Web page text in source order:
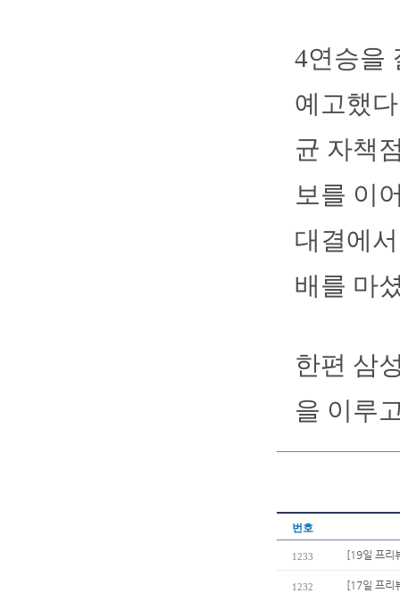
4연승을
예고했
균 자책
보를 이
대결에
배를 마
한편 삼
을 이루
번호
1233 [19일 프리
1232 [17일 프리